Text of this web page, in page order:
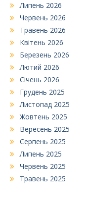
Липень 2026
Червень 2026
Травень 2026
Квітень 2026
Березень 2026
Лютий 2026
Січень 2026
Грудень 2025
Листопад 2025
Жовтень 2025
Вересень 2025
Серпень 2025
Липень 2025
Червень 2025
Травень 2025